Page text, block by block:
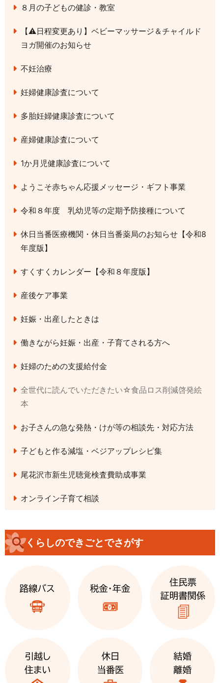
８月の子どもの健診・教室
【⚠日程変更あり】ベビーマッサージ＆チャイルド
ヨガ開催のお知らせ
不妊治療
妊婦健康診査について
多胎妊婦健康診査について
産婦健康診査について
1か月児健康診査について
ようこそ赤ちゃん応援メッセージ・ギフト事業
令和８年度 乳幼児等の定期予防接種について
休日当番医療機関・休日当番薬局のお知らせ【令和8
年度版】
すくすくカレンダー【令和８年度版】
産後ケア事業
妊娠・出産したときは
働きながら妊娠・出産・子育てされる方へ
妊婦のための支援給付金
全世代に読んでいただきたい☆食品ロス削減啓発絵
本
お子さんの急な発熱・けが等の相談先・対応方法
子どもと作る減塩・ベジアップレシピ集
尾花沢市新生児聴覚検査費助成事業
オンライン子育て相談
くらしのできごとでさがす